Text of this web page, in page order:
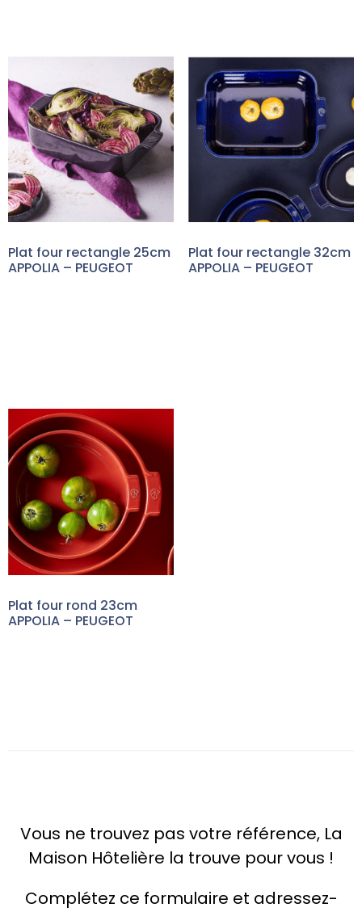
Plat four rectangle 25cm
APPOLIA – PEUGEOT
Plat four rectangle 32cm
APPOLIA – PEUGEOT
Plat four rond 23cm
APPOLIA – PEUGEOT